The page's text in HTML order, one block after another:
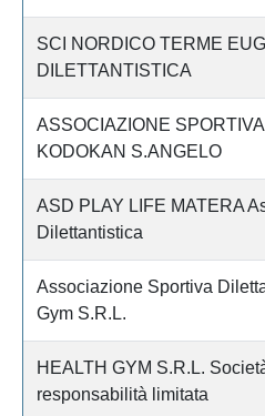
SCI NORDICO TERME
DILETTANTISTICA
ASSOCIAZIONE
KODOKAN S.ANGELO
ASD PLAY LIFE MATERA
Dilettantistica
Associazione Sportiva
Gym S.R.L.
HEALTH GYM S.R.L.
responsabilità limitata